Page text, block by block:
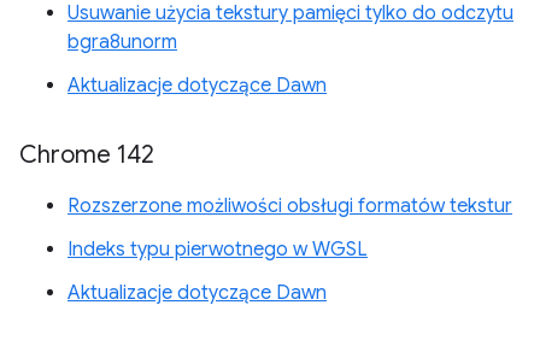
Usuwanie użycia tekstury pamięci tylko do odczytu
bgra8unorm
Aktualizacje dotyczące Dawn
Chrome 142
Rozszerzone możliwości obsługi formatów tekstur
Indeks typu pierwotnego w WGSL
Aktualizacje dotyczące Dawn